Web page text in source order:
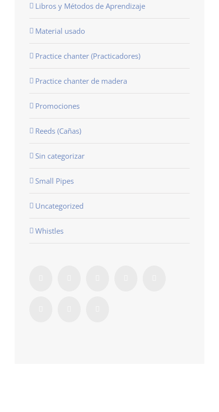
Libros y Métodos de Aprendizaje
Material usado
Practice chanter (Practicadores)
Practice chanter de madera
Promociones
Reeds (Cañas)
Sin categorizar
Small Pipes
Uncategorized
Whistles